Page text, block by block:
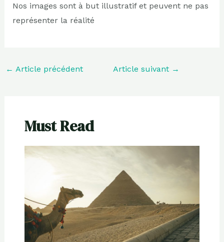
Nos images sont à but illustratif et peuvent ne pas
représenter la réalité
← Article précédent Article suivant →
Must Read